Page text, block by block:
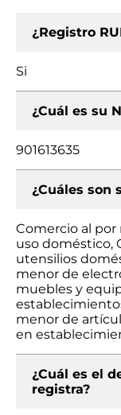
¿Registro
Si
¿Cuál es su
901613635
¿Cuáles son
Comercio al por
uso doméstico,
utensilios
menor de
muebles y
menor de
en
¿Cuál es el
registra?